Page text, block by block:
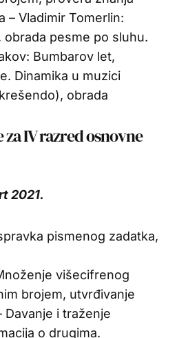
– Vladimir Tomerlin:
obrada pesme po sluhu.
Bumbarov let,
Dinamika u muzici
obrada
IV razred osnovne
2021.
pismenog zadatka,
višecifrenog
brojem, utvrđivanje
Davanje i traženje
o drugima.